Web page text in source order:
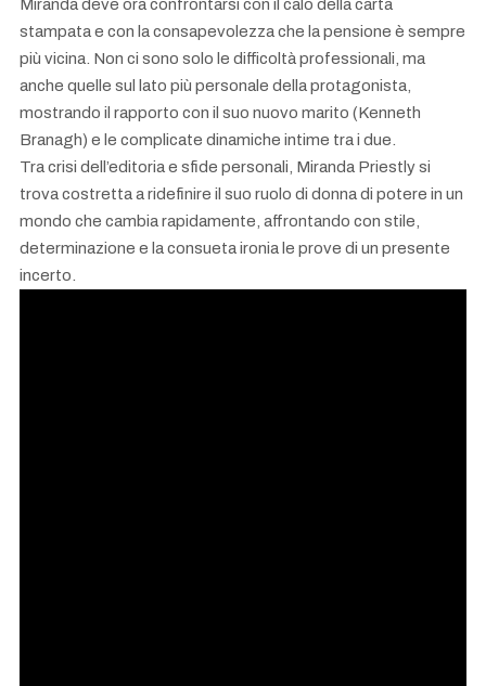
Miranda deve ora confrontarsi con il calo della carta
stampata e con la consapevolezza che la pensione è sempre
più vicina. Non ci sono solo le difficoltà professionali, ma
anche quelle sul lato più personale della protagonista,
mostrando il rapporto con il suo nuovo marito (Kenneth
Branagh) e le complicate dinamiche intime tra i due.
Tra crisi dell’editoria e sfide personali, Miranda Priestly si
trova costretta a ridefinire il suo ruolo di donna di potere in un
mondo che cambia rapidamente, affrontando con stile,
determinazione e la consueta ironia le prove di un presente
incerto.